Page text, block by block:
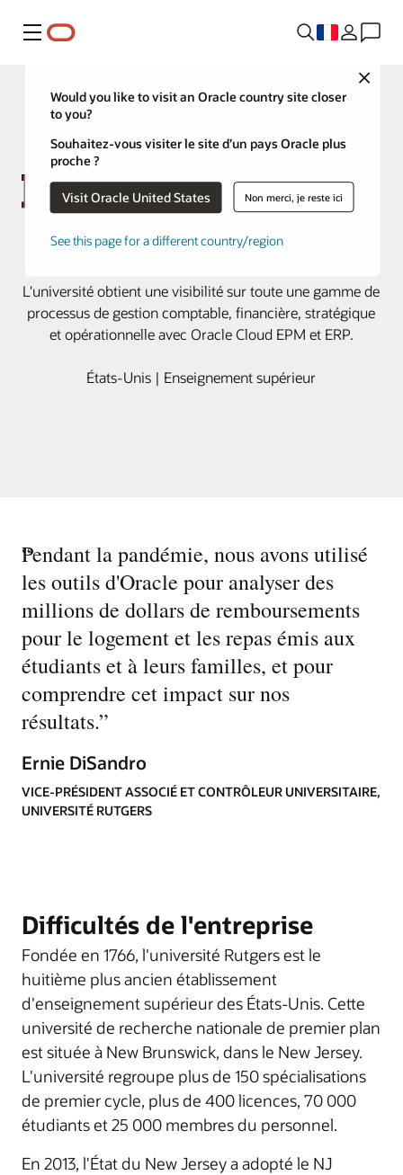
Menu
Close
Would you like to visit an Oracle country site closer
to you?
Souhaitez-vous visiter le site d’un pays Oracle plus
proche ?
Visit Oracle United States Non merci, je reste ici
See this page for a different country/region
Rutgers modernise ses processus
L'université obtient une visibilité sur toute une gamme de
processus de gestion comptable, financière, stratégique
et opérationnelle avec Oracle Cloud EPM et ERP.
États-Unis | Enseignement supérieur
“
Pendant la pandémie, nous avons utilisé
les outils d'Oracle pour analyser des
millions de dollars de remboursements
pour le logement et les repas émis aux
étudiants et à leurs familles, et pour
comprendre cet impact sur nos
résultats.”
Ernie DiSandro
VICE-PRÉSIDENT ASSOCIÉ ET CONTRÔLEUR UNIVERSITAIRE,
UNIVERSITÉ RUTGERS
Difficultés de l'entreprise
Fondée en 1766, l'université Rutgers est le
huitième plus ancien établissement
d'enseignement supérieur des États-Unis. Cette
université de recherche nationale de premier plan
est située à New Brunswick, dans le New Jersey.
L'université regroupe plus de 150 spécialisations
de premier cycle, plus de 400 licences, 70 000
étudiants et 25 000 membres du personnel.
En 2013, l'État du New Jersey a adopté le NJ